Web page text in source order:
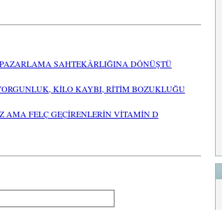
SAHTEKÂRLIĞINA DÖNÜŞTÜ
KİLO KAYBI, RİTİM BOZUKLUĞU
AMA FELÇ GEÇİRENLERİN VİTAMİN D